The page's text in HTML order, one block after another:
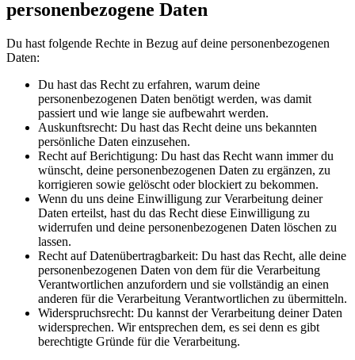
personenbezogene Daten
Du hast folgende Rechte in Bezug auf deine personenbezogenen
Daten:
Du hast das Recht zu erfahren, warum deine
personenbezogenen Daten benötigt werden, was damit
passiert und wie lange sie aufbewahrt werden.
Auskunftsrecht: Du hast das Recht deine uns bekannten
persönliche Daten einzusehen.
Recht auf Berichtigung: Du hast das Recht wann immer du
wünscht, deine personenbezogenen Daten zu ergänzen, zu
korrigieren sowie gelöscht oder blockiert zu bekommen.
Wenn du uns deine Einwilligung zur Verarbeitung deiner
Daten erteilst, hast du das Recht diese Einwilligung zu
widerrufen und deine personenbezogenen Daten löschen zu
lassen.
Recht auf Datenübertragbarkeit: Du hast das Recht, alle deine
personenbezogenen Daten von dem für die Verarbeitung
Verantwortlichen anzufordern und sie vollständig an einen
anderen für die Verarbeitung Verantwortlichen zu übermitteln.
Widerspruchsrecht: Du kannst der Verarbeitung deiner Daten
widersprechen. Wir entsprechen dem, es sei denn es gibt
berechtigte Gründe für die Verarbeitung.